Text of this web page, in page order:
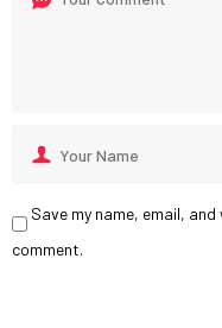
Save my name, email,
comment.